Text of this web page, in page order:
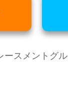
スメントグ